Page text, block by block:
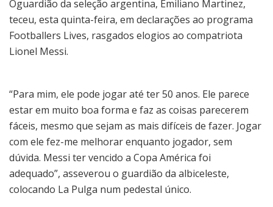
Oguardião da seleção argentina, Emiliano Martinez,
teceu, esta quinta-feira, em declarações ao programa
Footballers Lives, rasgados elogios ao compatriota
Lionel Messi.
“Para mim, ele pode jogar até ter 50 anos. Ele parece
estar em muito boa forma e faz as coisas parecerem
fáceis, mesmo que sejam as mais difíceis de fazer. Jogar
com ele fez-me melhorar enquanto jogador, sem
dúvida. Messi ter vencido a Copa América foi
adequado”, asseverou o guardião da albiceleste,
colocando La Pulga num pedestal único.